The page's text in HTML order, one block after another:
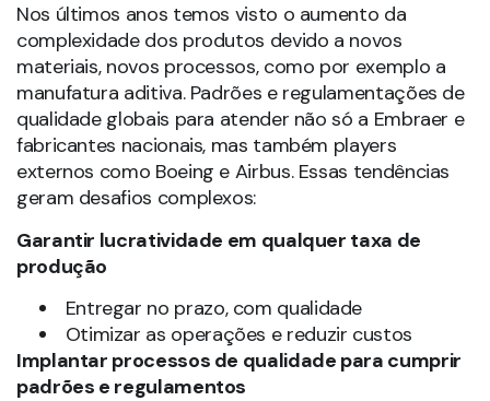
Nos últimos anos temos visto o aumento da
complexidade dos produtos devido a novos
materiais, novos processos, como por exemplo a
manufatura aditiva. Padrões e regulamentações de
qualidade globais para atender não só a Embraer e
fabricantes nacionais, mas também players
externos como Boeing e Airbus. Essas tendências
geram desafios complexos:
Garantir lucratividade em qualquer taxa de
produção
Entregar no prazo, com qualidade
Otimizar as operações e reduzir custos
Implantar processos de qualidade para cumprir
padrões e regulamentos